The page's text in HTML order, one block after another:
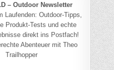
– Outdoor Newsletter
Laufenden: Outdoor-Tipps,
Produkt-Tests und echte
direkt ins Postfach!
Abenteuer mit Theo
Trailhopper